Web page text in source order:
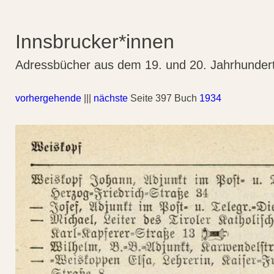
Innsbrucker*innen
Adressbücher aus dem 19. und 20.
vorhergehende nächste Seite 397 Buch 1934